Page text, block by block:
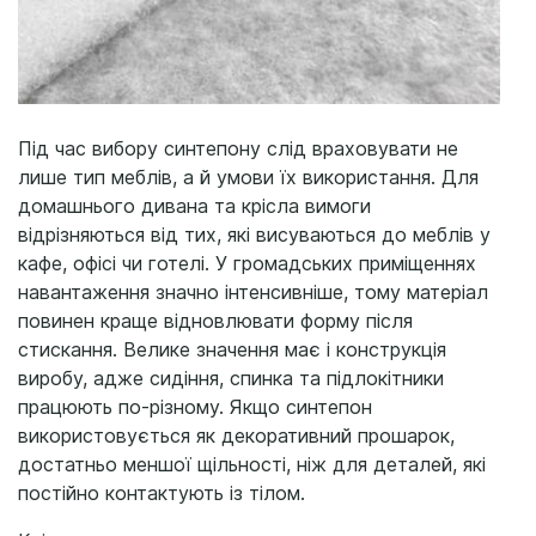
Під час вибору синтепону слід враховувати не
лише тип меблів, а й умови їх використання. Для
домашнього дивана та крісла вимоги
відрізняються від тих, які висуваються до меблів у
кафе, офісі чи готелі. У громадських приміщеннях
навантаження значно інтенсивніше, тому матеріал
повинен краще відновлювати форму після
стискання. Велике значення має і конструкція
виробу, адже сидіння, спинка та підлокітники
працюють по-різному. Якщо синтепон
використовується як декоративний прошарок,
достатньо меншої щільності, ніж для деталей, які
постійно контактують із тілом.